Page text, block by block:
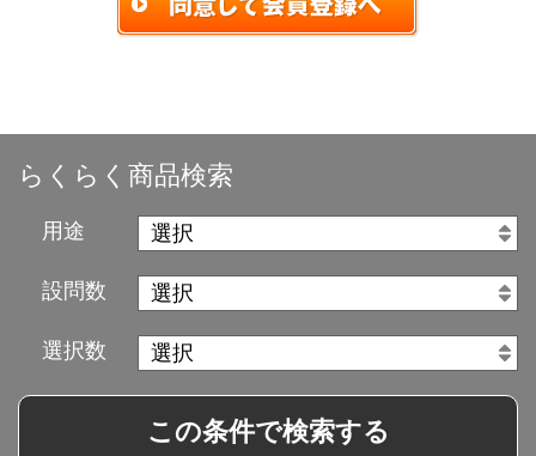
らくらく商品検索
用途
設問数
選択数
この条件で検索する